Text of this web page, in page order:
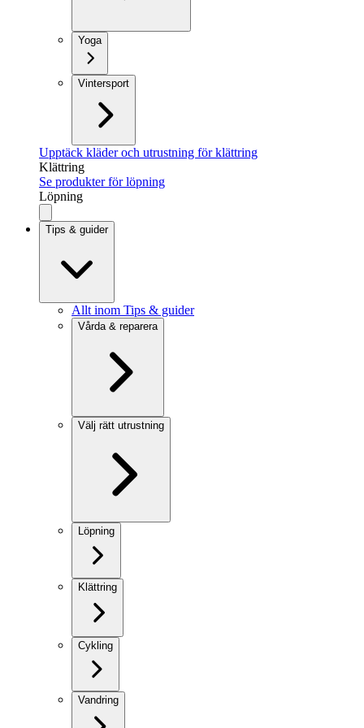
Yoga
Vintersport
Upptäck kläder och utrustning för klättring
Klättring
Se produkter för löpning
Löpning
Tips & guider
Allt inom Tips & guider
Vårda & reparera
Välj rätt utrustning
Löpning
Klättring
Cykling
Vandring